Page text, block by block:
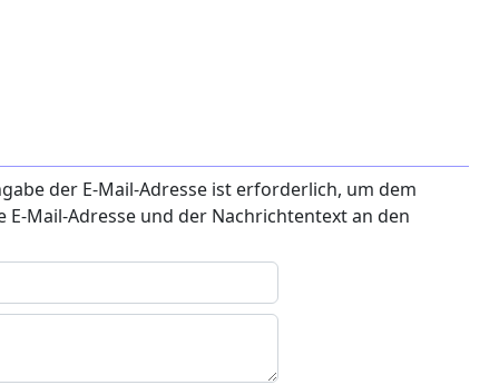
der E-Mail-Adresse ist erforderlich, um dem
Mail-Adresse und der Nachrichtentext an den